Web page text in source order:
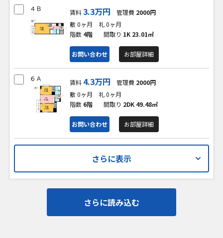
４Ｂ 賃料3.3万円 管理費 2000円
敷 0ヶ月
礼 0ヶ月
階数 4階 間取り 1K 23.01㎡
お問い合わせ お部屋詳細
６Ａ 賃料 4.3万円 管理費 2000円
敷 0ヶ月
礼 0ヶ月
階数 6階 間取り 2DK 49.48㎡
お問い合わせ お部屋詳細
さらに表示
さらに読み込む